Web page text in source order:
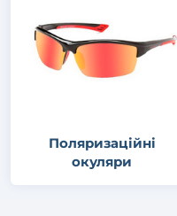
Поляризаційні
окуляри